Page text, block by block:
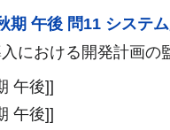
期 午後 問11 システ
における開発計画の
午後]]
午後]]